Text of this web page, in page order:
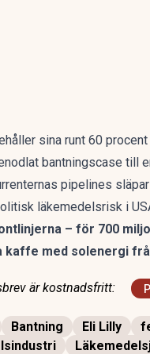
sina runt 60
bantningscase till
pipelines
läkemedelsrisk i
– för 700
kaffe med solenergi
är kostnadsfritt:
Bantning Eli Lilly